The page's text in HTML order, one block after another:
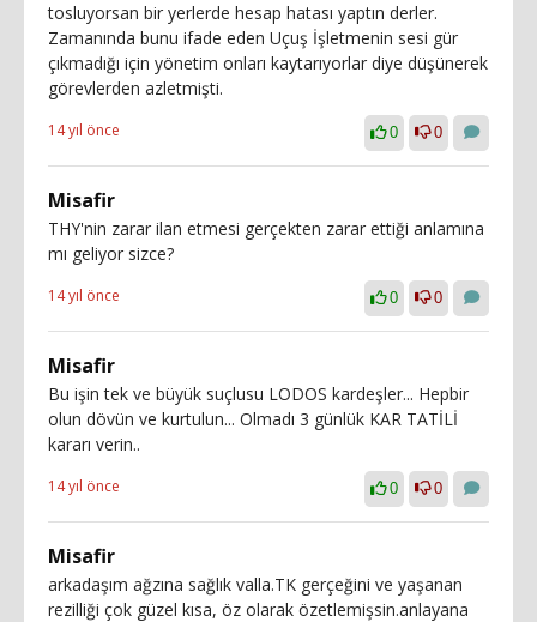
tosluyorsan bir yerlerde hesap hatası yaptın derler.
Zamanında bunu ifade eden Uçuş İşletmenin sesi gür
çıkmadığı için yönetim onları kaytarıyorlar diye düşünerek
görevlerden azletmişti.
14 yıl önce 0 0
Misafir
THY'nin zarar ilan etmesi gerçekten zarar ettiği anlamına
mı geliyor sizce?
14 yıl önce 0 0
Misafir
Bu işin tek ve büyük suçlusu LODOS kardeşler... Hepbir
olun dövün ve kurtulun... Olmadı 3 günlük KAR TATİLİ
kararı verin..
14 yıl önce 0 0
Misafir
arkadaşım ağzına sağlık valla.TK gerçeğini ve yaşanan
rezilliği çok güzel kısa, öz olarak özetlemişsin.anlayana